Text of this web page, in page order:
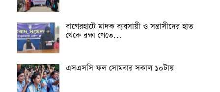
বাগেরহাটে মাদক ব্যবসায়ী ও সন্ত্রাসীদের হাত
থেকে রক্ষা পেতে…
এসএসসি ফল সোমবার সকাল ১০টায়